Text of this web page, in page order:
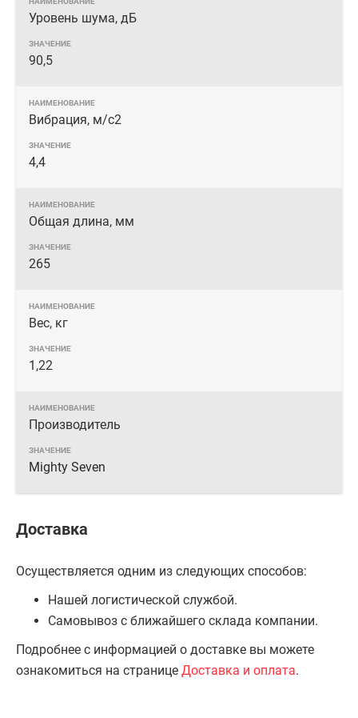
Уровень шума, дБ
90,5
Вибрация, м/с2
4,4
Общая длина, мм
265
Вес, кг
1,22
Производитель
Mighty Seven
Доставка
Осуществляется одним из следующих способов:
Нашей логистической службой.
Самовывоз с ближайшего склада компании.
Подробнее с информацией о доставке вы можете
ознакомиться на странице Доставка и оплата.